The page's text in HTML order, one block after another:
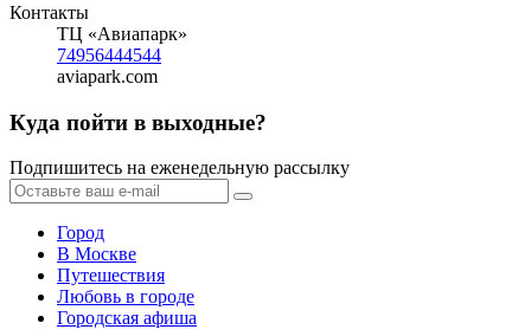
Контакты
ТЦ «Авиапарк»
74956444544
aviapark.com
Куда пойти в выходные?
Подпишитесь на еженедельную рассылку
Город
В Москве
Путешествия
Любовь в городе
Городская афиша